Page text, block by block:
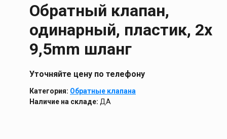
Обратный клапан,
одинарный, пластик, 2x
9,5mm шланг
Уточняйте цену по телефону
Категория: Обратные клапана
Наличие на складе: ДА